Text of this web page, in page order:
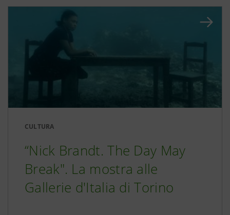
CULTURA
“Nick Brandt. The Day May
Break". La mostra alle
Gallerie d'Italia di Torino